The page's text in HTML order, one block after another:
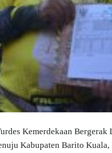
Kemerdekaan Bergerak
Kabupaten Barito Kuala,